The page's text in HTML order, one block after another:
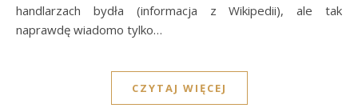
handlarzach bydła (informacja z Wikipedii), ale tak
naprawdę wiadomo tylko…
CZYTAJ WIĘCEJ